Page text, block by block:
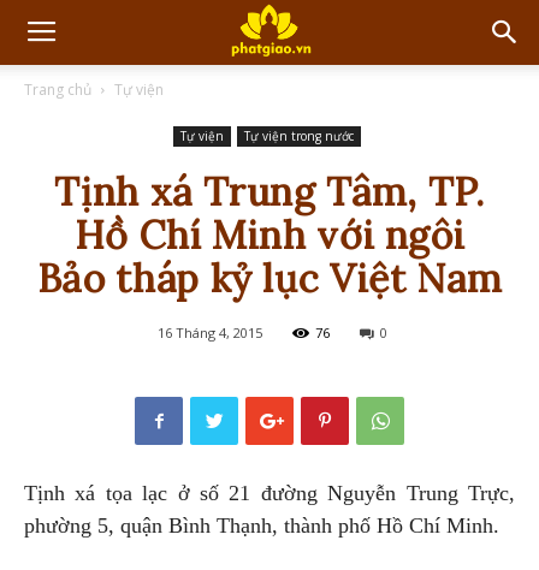
Trang chủ Tự viện
Tự viện Tự viện trong nước
Tịnh xá Trung Tâm, TP.
Hồ Chí Minh với ngôi
Bảo tháp kỷ lục Việt Nam
16 Tháng 4, 2015 76 0
Tịnh xá tọa lạc ở số 21 đường Nguyễn Trung Trực,
phường 5, quận Bình Thạnh, thành phố Hồ Chí Minh.